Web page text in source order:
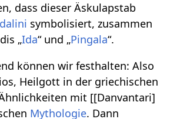
dass dieser Äskulapstab
symbolisiert, zusammen
„Ida“ und „Pingala“.
können wir festhalten: Also
Heilgott in der griechischen
mit [[Danvantari]
Mythologie. Dann